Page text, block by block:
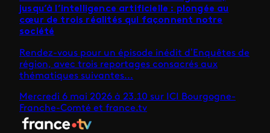
jusqu’à l’intelligence artificielle : plongée au
cœur de trois réalités qui façonnent notre
société
Rendez-vous pour un épisode inédit d’Enquêtes de
région, avec trois reportages consacrés aux
thématiques suivantes...
Mercredi 6 mai 2026 à 23.10 sur ICI Bourgogne-
Franche-Comté et france.tv